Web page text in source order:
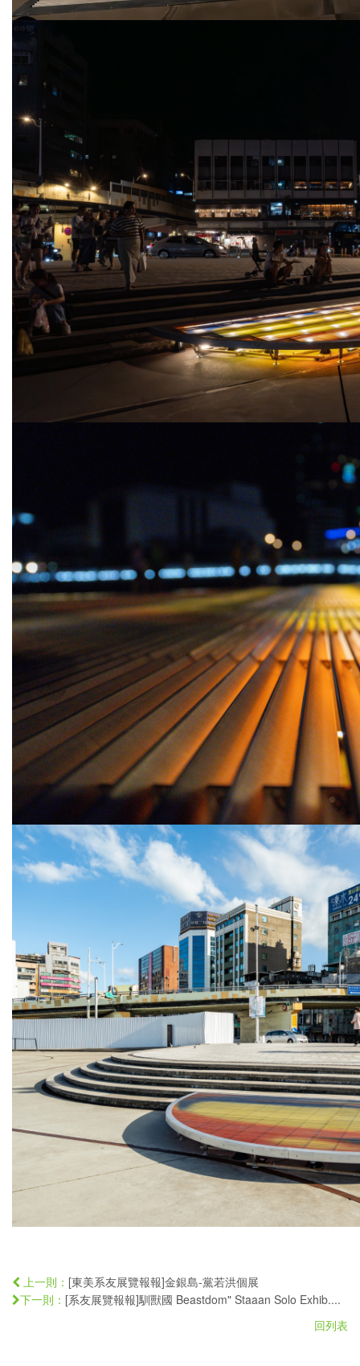
上一則： [東美系友展覽報報]金銀島-黨若洪個展
下一則： [系友展覽報報]馴獸國 Beastdom" Staaan Solo Exhib....
回列表